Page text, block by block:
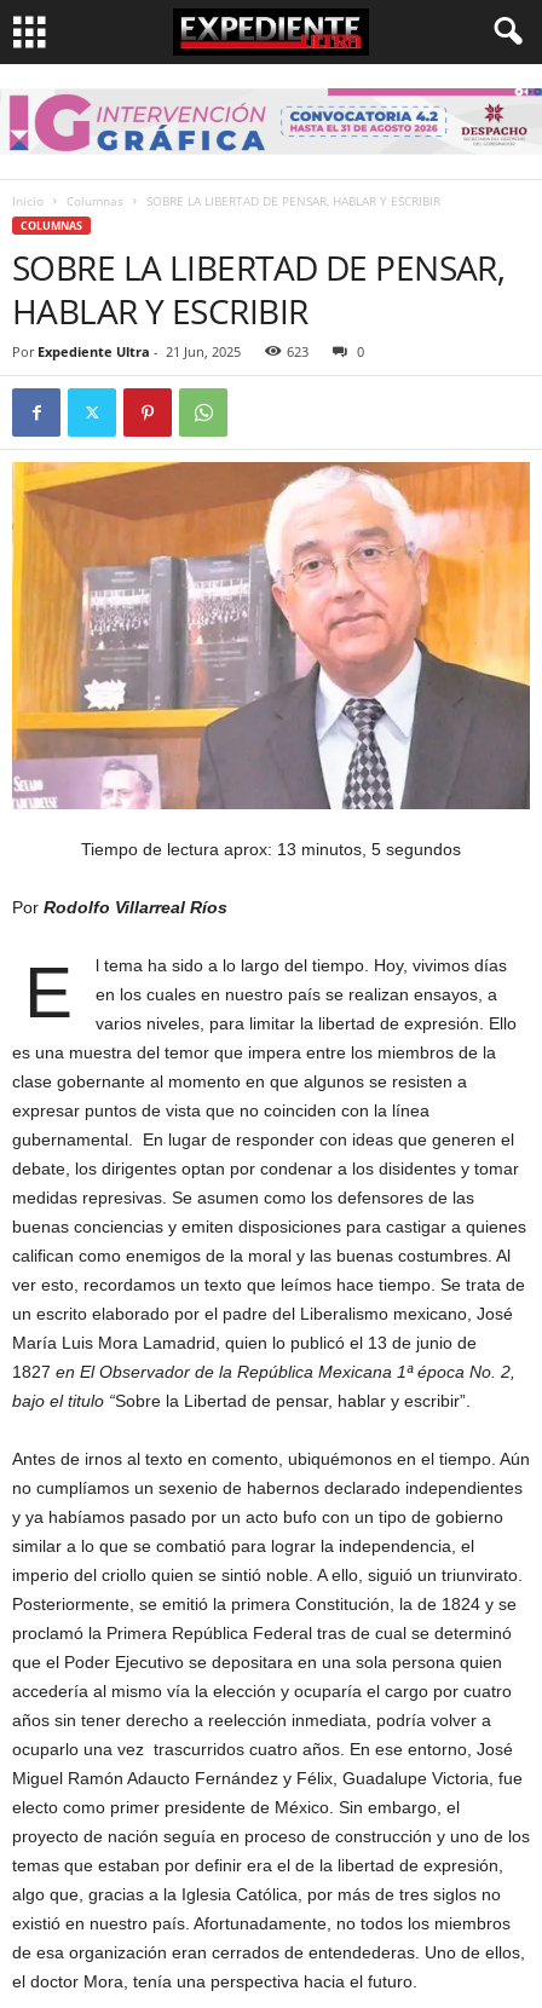
Inicio Columnas SOBRE LA LIBERTAD DE PENSAR, HABLAR Y ESCRIBIR
COLUMNAS
SOBRE LA LIBERTAD DE PENSAR,
HABLAR Y ESCRIBIR
Por Expediente Ultra - 21 Jun, 2025 623 0
Tiempo de lectura aprox: 13 minutos, 5 segundos
Por Rodolfo Villarreal Ríos
E
l tema ha sido a lo largo del tiempo. Hoy, vivimos días
en los cuales en nuestro país se realizan ensayos, a
varios niveles, para limitar la libertad de expresión. Ello
es una muestra del temor que impera entre los miembros de la
clase gobernante al momento en que algunos se resisten a
expresar puntos de vista que no coinciden con la línea
gubernamental. En lugar de responder con ideas que generen el
debate, los dirigentes optan por condenar a los disidentes y tomar
medidas represivas. Se asumen como los defensores de las
buenas conciencias y emiten disposiciones para castigar a quienes
califican como enemigos de la moral y las buenas costumbres. Al
ver esto, recordamos un texto que leímos hace tiempo. Se trata de
un escrito elaborado por el padre del Liberalismo mexicano, José
María Luis Mora Lamadrid, quien lo publicó el 13 de junio de
1827 en El Observador de la República Mexicana 1ª época No. 2,
bajo el titulo “Sobre la Libertad de pensar, hablar y escribir”.
Antes de irnos al texto en comento, ubiquémonos en el tiempo. Aún
no cumplíamos un sexenio de habernos declarado independientes
y ya habíamos pasado por un acto bufo con un tipo de gobierno
similar a lo que se combatió para lograr la independencia, el
imperio del criollo quien se sintió noble. A ello, siguió un triunvirato.
Posteriormente, se emitió la primera Constitución, la de 1824 y se
proclamó la Primera República Federal tras de cual se determinó
que el Poder Ejecutivo se depositara en una sola persona quien
accedería al mismo vía la elección y ocuparía el cargo por cuatro
años sin tener derecho a reelección inmediata, podría volver a
ocuparlo una vez trascurridos cuatro años. En ese entorno, José
Miguel Ramón Adaucto Fernández y Félix, Guadalupe Victoria, fue
electo como primer presidente de México. Sin embargo, el
proyecto de nación seguía en proceso de construcción y uno de los
temas que estaban por definir era el de la libertad de expresión,
algo que, gracias a la Iglesia Católica, por más de tres siglos no
existió en nuestro país. Afortunadamente, no todos los miembros
de esa organización eran cerrados de entendederas. Uno de ellos,
el doctor Mora, tenía una perspectiva hacia el futuro.